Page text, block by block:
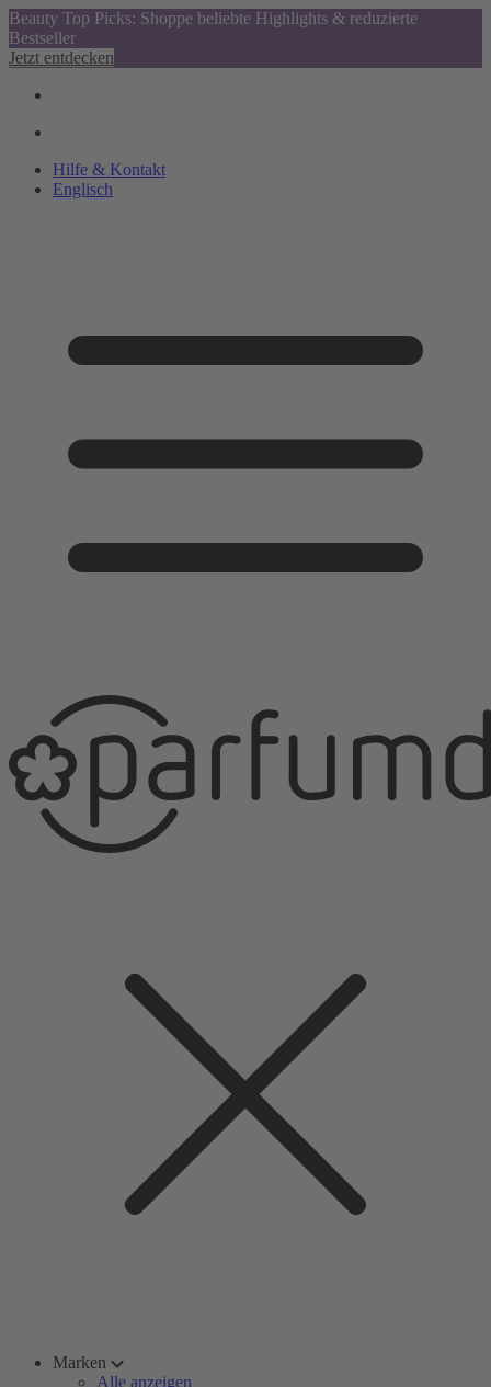
Beauty Top Picks: Shoppe beliebte Highlights & reduzierte
Bestseller
Jetzt entdecken
Hilfe & Kontakt
Englisch
Marken
Alle anzeigen